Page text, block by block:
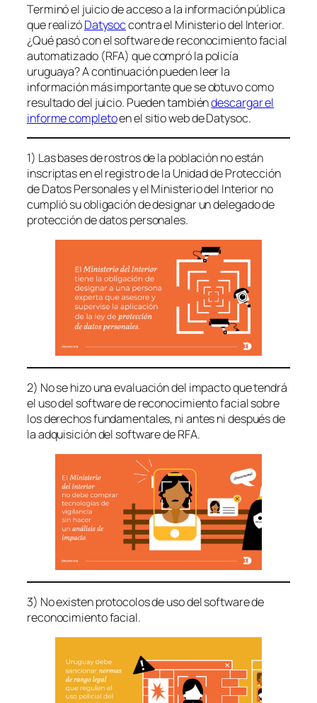
Terminó el juicio de acceso a la información pública
que realizóDatysoccontra el Ministerio del Interior.
¿Qué pasó con el software de reconocimiento facial
automatizado (RFA) que compró la policía
uruguaya? A continuación pueden leer la
información más importante que se obtuvo como
resultado del juicio. Pueden tambiéndescargar el
informe completoen el sitio web de Datysoc.
1) Las bases de rostros de la población no están
inscriptas en el registro de la Unidad de Protección
de Datos Personales y el Ministerio del Interior no
cumplió su obligación de designar un delegado de
protección de datos personales.
2) No se hizo una evaluación del impacto que tendrá
el uso del software de reconocimiento facial sobre
los derechos fundamentales, ni antes ni después de
la adquisición del software de RFA.
3) No existen protocolos de uso del software de
reconocimiento facial.